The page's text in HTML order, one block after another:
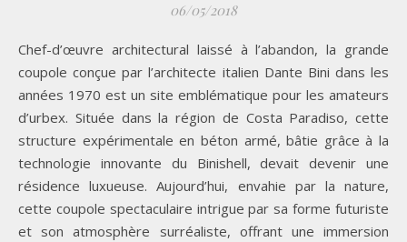
06/05/2018
Chef-d’œuvre architectural laissé à l’abandon, la grande
coupole conçue par l’architecte italien Dante Bini dans les
années 1970 est un site emblématique pour les amateurs
d’urbex. Située dans la région de Costa Paradiso, cette
structure expérimentale en béton armé, bâtie grâce à la
technologie innovante du Binishell, devait devenir une
résidence luxueuse. Aujourd’hui, envahie par la nature,
cette coupole spectaculaire intrigue par sa forme futuriste
et son atmosphère surréaliste, offrant une immersion